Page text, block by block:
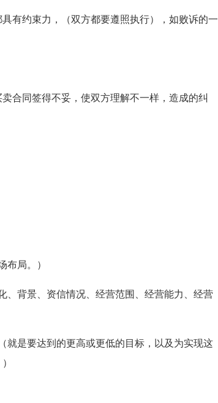
约束力，（双方都要遵照执行），如败诉的一
同签得不妥，使双方理解不一样，造成的纠
局。）
背景、资信情况、经营范围、经营能力、经营
是要达到的更高或更低的目标，以及为实现这